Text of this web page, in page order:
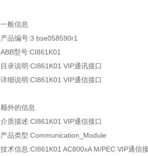
一般信息
产品编号:3 bse058590r1
ABB型号:CI861K01
目录说明:CI861K01 VIP通讯接口
详细说明:CI861K01 VIP通信接口
额外的信息
介质描述:CI861K01 VIP通信接口
产品类型:Communication_Module
技术信息:CI861K01 AC800xA M/PEC VIP通信